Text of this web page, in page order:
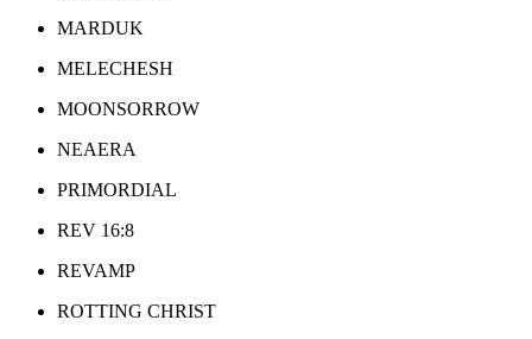
MARDUK
MELECHESH
MOONSORROW
NEAERA
PRIMORDIAL
REV 16:8
REVAMP
ROTTING CHRIST